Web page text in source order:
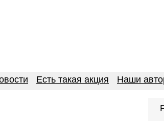
Есть такая акция Наши